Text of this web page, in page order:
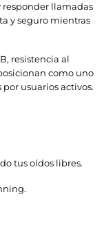
responder llamadas
y seguro mientras
resistencia al
como uno
usuarios activos.
tus oídos libres.